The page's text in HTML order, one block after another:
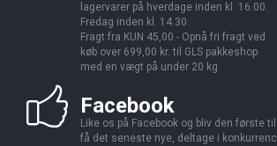
lagervarer på hverdage inden kl. 16.00.
Fredag inden kl. 14.30.
Fragt fra KUN 45,00 - Opnå fri fragt ved
køb over 699,00 kr. til GLS pakkeshop
med en vægt på under 20 kg.
Facebook
Like os på Facebook og bliv den første
få det seneste nye, deltage i